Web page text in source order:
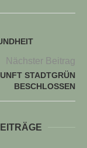
Nächster Beitrag
STADTGRÜN
BESCHLOSSEN